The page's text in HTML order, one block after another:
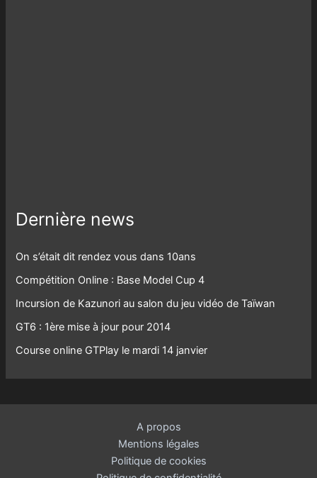
Dernière news
On s’était dit rendez vous dans 10ans
Compétition Online : Base Model Cup 4
Incursion de Kazunori au salon du jeu vidéo de Taïwan
GT6 : 1ère mise à jour pour 2014
Course online GTPlay le mardi 14 janvier
A propos
Mentions légales
Politique de cookies